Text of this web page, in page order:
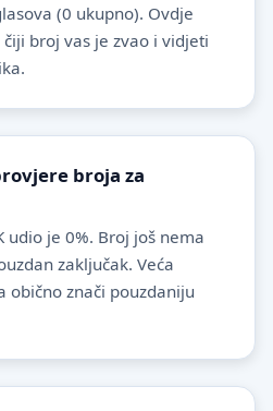
(0 ukupno). Ovdje
broj vas je zvao i vidjeti
broja za
udio je 0%. Broj još nema
zaključak. Veća
obično znači pouzdaniju